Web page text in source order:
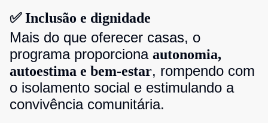
✅ Inclusão e dignidade
Mais do que oferecer casas, o
programa proporciona autonomia,
autoestima e bem-estar, rompendo com
o isolamento social e estimulando a
convivência comunitária.